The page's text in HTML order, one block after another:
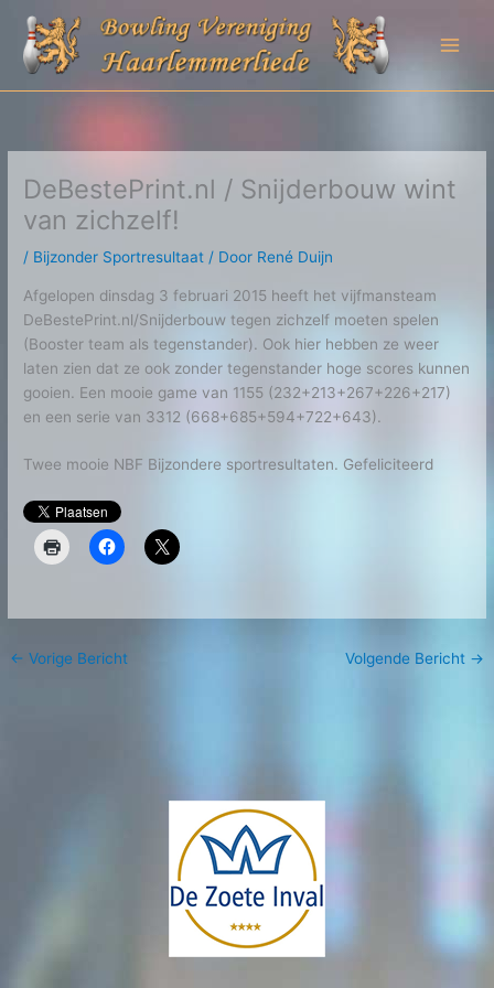
naar
DeBestePrint.nl / Snijderbouw wint
van zichzelf!
/ Bijzonder Sportresultaat / Door René Duijn
Afgelopen dinsdag 3 februari 2015 heeft het vijfmansteam
DeBestePrint.nl/Snijderbouw tegen zichzelf moeten spelen
(Booster team als tegenstander). Ook hier hebben ze weer
laten zien dat ze ook zonder tegenstander hoge scores kunnen
gooien. Een mooie game van 1155 (232+213+267+226+217)
en een serie van 3312 (668+685+594+722+643).
Twee mooie NBF Bijzondere sportresultaten. Gefeliciteerd
← Vorige Bericht Volgende Bericht →